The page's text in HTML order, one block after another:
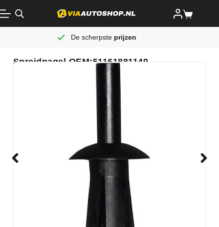
De scherpste prijzen
Spreidnagel OEM:51161881149